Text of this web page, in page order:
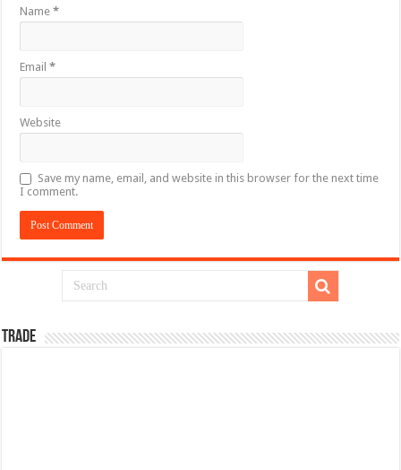
Name*
Email*
Website
Save my name, email, and website in this browser for the next time
I comment.
TRADE